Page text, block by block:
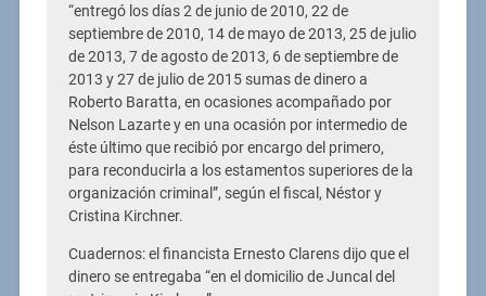
“entregó los días 2 de junio de 2010, 22 de
septiembre de 2010, 14 de mayo de 2013, 25 de julio
de 2013, 7 de agosto de 2013, 6 de septiembre de
2013 y 27 de julio de 2015 sumas de dinero a
Roberto Baratta, en ocasiones acompañado por
Nelson Lazarte y en una ocasión por intermedio de
éste último que recibió por encargo del primero,
para reconducirla a los estamentos superiores de la
organización criminal”, según el fiscal, Néstor y
Cristina Kirchner.
Cuadernos: el financista Ernesto Clarens dijo que el
dinero se entregaba “en el domicilio de Juncal del